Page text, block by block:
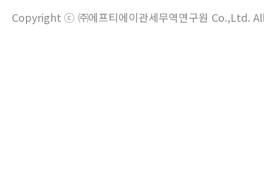
Copyright ⓒ ㈜에프티에이관세무역연구원 Co.,Ltd.